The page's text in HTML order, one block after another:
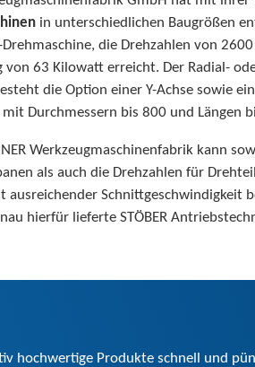
in unterschiedlichen Baugrößen
die Drehzahlen von
von 63 Kilowatt erreicht. Der Radial-
die Option einer Y-Achse sowie
Durchmessern bis 800 und Längen
Werkzeugmaschinenfabrik kann
als auch die Drehzahlen für
ausreichender Schnittgeschwindigkeit
hierfür lieferte STÖBER
hochwertige Produkte schnell und